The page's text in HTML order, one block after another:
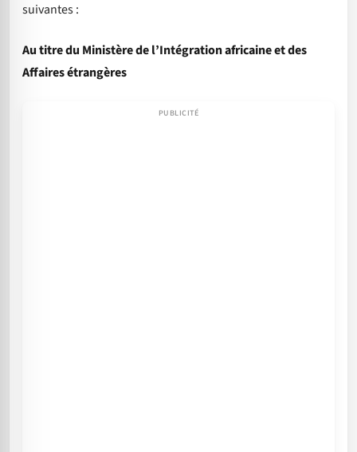
suivantes :
Au titre du Ministère de l’Intégration africaine et des
Affaires étrangères